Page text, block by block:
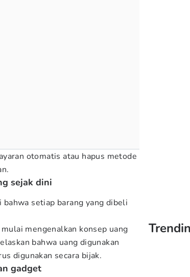
otomatis atau hapus metode
sejak dini
setiap barang yang dibeli
mengenalkan konsep uang
bahwa uang digunakan
digunakan secara bijak.
gadget